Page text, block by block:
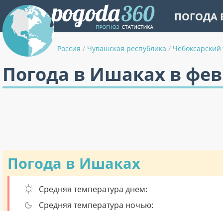
ПОГОДА
Россия / Чувашская республика /
Погода в Ишаках в
Погода в Ишаках
Средняя температура днем:
Средняя температура ночью: